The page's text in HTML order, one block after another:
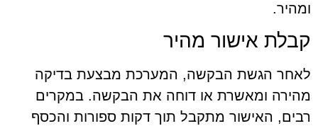
ומהיר.
קבלת אישור מהיר
לאחר הגשת הבקשה, המערכת מבצעת בדיקה
מהירה ומאשרת או דוחה את הבקשה. במקרים
רבים, האישור מתקבל תוך דקות ספורות והכסף